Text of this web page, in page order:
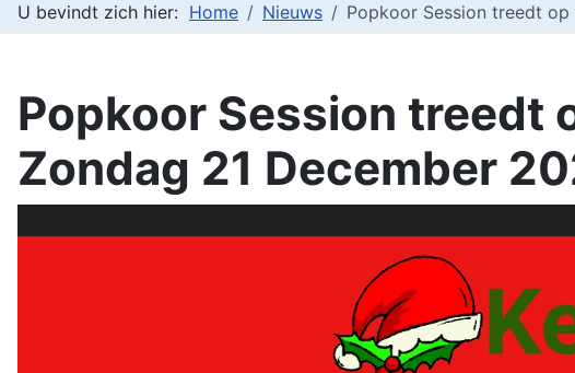
U bevindt zich hier: Home Nieuws Popkoor Session treedt
Popkoor Session treedt
Zondag 21 December